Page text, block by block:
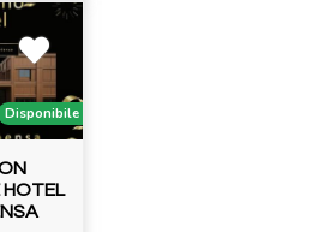
Disponibile
HOTEL